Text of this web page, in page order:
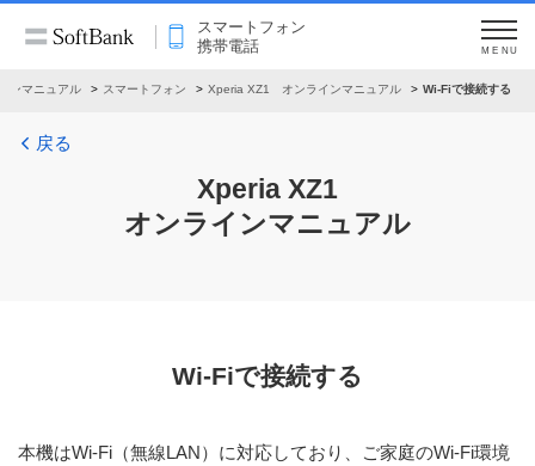
スマートフォン
携帯電話
MENU
ンマニュアル スマートフォン Xperia XZ1 オンラインマニュアル Wi-Fiで接続する
戻る
Xperia XZ1
オンラインマニュアル
Wi-Fiで接続する
本機はWi-Fi（無線LAN）に対応しており、ご家庭のWi-Fi環境